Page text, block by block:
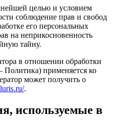
целью и условием
соблюдение прав и свобод
его персональных
на неприкосновенность
тайну.
в отношении обработки
применяется ко
может получить о
.
используемые в